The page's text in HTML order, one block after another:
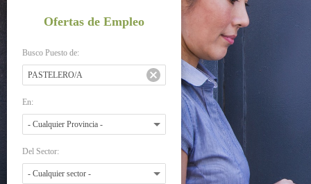
Ofertas de Empleo
Busco Puesto de:
En:
Del Sector: